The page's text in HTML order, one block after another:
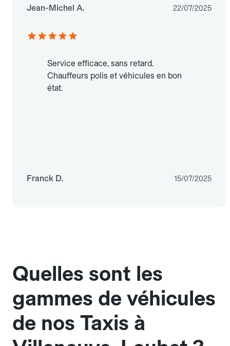
Jean-Michel A. 22/07/2025
Service efficace, sans retard.
Chauffeurs polis et véhicules en bon
état.
Franck D. 15/07/2025
Quelles sont les
gammes de véhicules
de nos Taxis à